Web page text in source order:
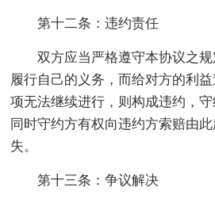
第十二条：违约责任
双方应当严格遵守本协议之
履行自己的义务，而给对方的利
项无法继续进行，则构成违约，守
同时守约方有权向违约方索赔由
失。
第十三条：争议解决